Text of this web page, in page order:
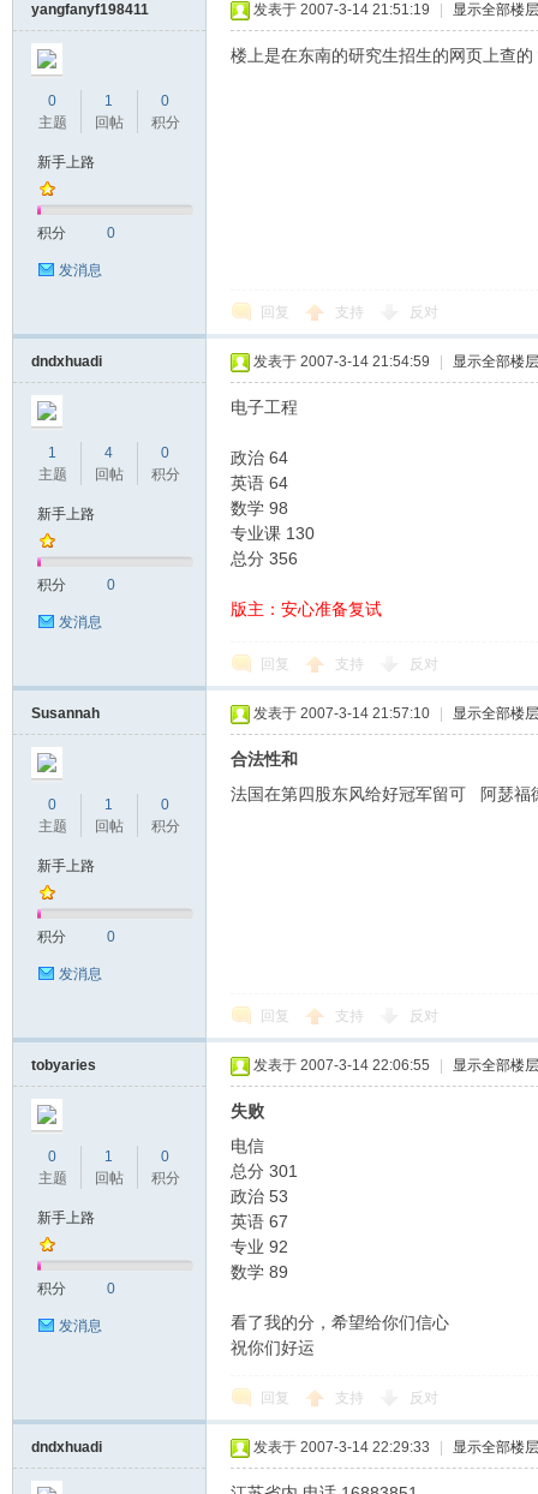
yangfanyf198411
0
主题
1
回帖
0
积分
新手上路
积分 0
发消息
发表于 2007-3-14 21:51:19 显示全部楼层
楼上是在东南的研究生招生的网页上查的
回复 支持 反对
dndxhuadi
1
主题
4
回帖
0
积分
新手上路
积分 0
发消息
发表于 2007-3-14 21:54:59 显示全部楼层
电子工程
政治 64
英语 64
数学 98
专业课 130
总分 356
版主：安心准备复试
回复 支持 反对
Susannah
0
主题
1
回帖
0
积分
新手上路
积分 0
发消息
发表于 2007-3-14 21:57:10 显示全部楼层
合法性和
法国在第四股东风给好冠军留可 阿瑟福
回复 支持 反对
tobyaries
0
主题
1
回帖
0
积分
新手上路
积分 0
发消息
发表于 2007-3-14 22:06:55 显示全部楼层
失败
电信
总分 301
政治 53
英语 67
专业 92
数学 89
看了我的分，希望给你们信心
祝你们好运
回复 支持 反对
dndxhuadi 发表于 2007-3-14 22:29:33 显示全部楼层